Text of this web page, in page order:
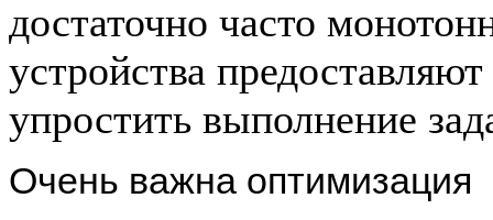
достаточно часто
устройства
упростить выполнение
Очень важна оптимизация